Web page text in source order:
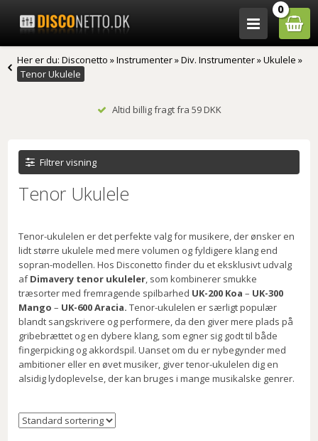
0
Her er du:Disconetto »Instrumenter»Div. Instrumenter»Ukulele »
Tenor Ukulele
Altid billig fragt fra 59 DKK
Filtrer visning
Tenor Ukulele
Tenor-ukulelen er det perfekte valg for musikere, der ønsker en
lidt større ukulele med mere volumen og fyldigere klang end
sopran-modellen. Hos Disconetto finder du et eksklusivt udvalg
afDimavery tenor ukuleler, som kombinerer smukke
træsorter med fremragende spilbarhed UK-200 Koa – UK-300
Mango – UK-600 Aracia.Tenor-ukulelen er særligt populær
blandt sangskrivere og performere, da den giver mere plads på
gribebrættet og en dybere klang, som egner sig godt til både
fingerpicking og akkordspil. Uanset om du er nybegynder med
ambitioner eller en øvet musiker, giver tenor-ukulelen dig en
alsidig lydoplevelse, der kan bruges i mange musikalske genrer.